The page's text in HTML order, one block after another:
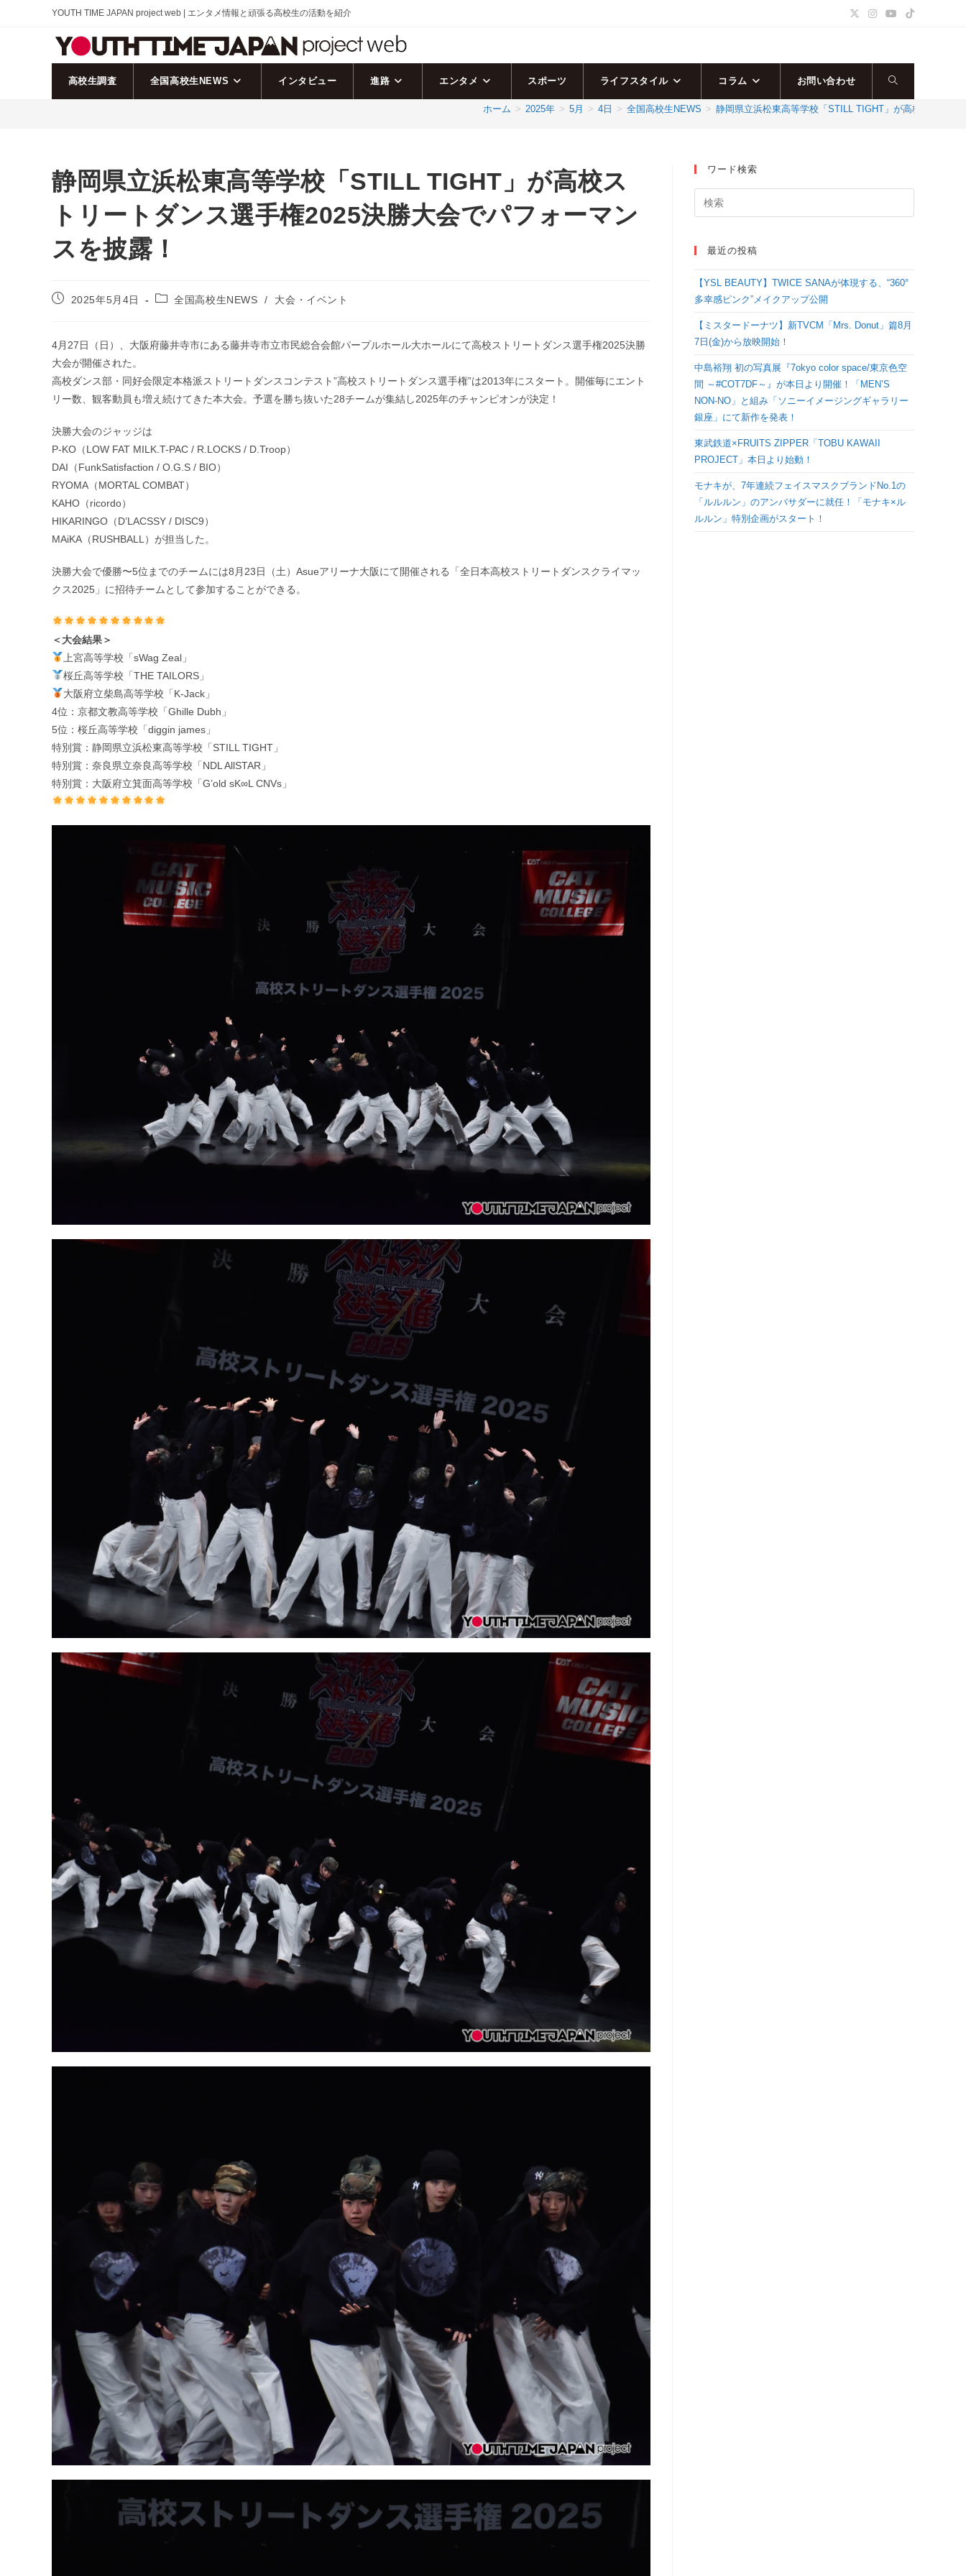
YOUTH TIME JAPAN project web | エンタメ情報と頑張る高校生の活動を紹介
高校生調査 全国高校生NEWS インタビュー 進路 エンタメ スポーツ ライフスタイル コラム お問い合わせ ウ
ェ
サ
検
索
を
ホーム > 2025年 > 5月 > 4日 > 全国高校生NEWS > 静岡県立浜松東高等学校「STILL TIGHT」が高校ストリー
静岡県立浜松東高等学校「STILL TIGHT」が高校ス
トリートダンス選手権2025決勝大会でパフォーマン
スを披露！
投
開
日:
2025年5月4日
投
テ
ゴ
ー:
全国高校生NEWS / 大会・イベント
4月27日（日）、大阪府藤井寺市にある藤井寺市立市民総合会館パープルホール大ホールにて高校ストリートダンス選手権2025決勝
大会が開催された。
高校ダンス部・同好会限定本格派ストリートダンスコンテスト”高校ストリートダンス選手権”は2013年にスタート。開催毎にエント
リー数、観客動員も増え続けてきた本大会。予選を勝ち抜いた28チームが集結し2025年のチャンピオンが決定！
決勝大会のジャッジは
P-KO（LOW FAT MILK.T-PAC / R.LOCKS / D.Troop）
DAI（FunkSatisfaction / O.G.S / BIO）
RYOMA（MORTAL COMBAT）
KAHO（ricordo）
HIKARINGO（D’LACSSY / DISC9）
MAiKA（RUSHBALL）が担当した。
決勝大会で優勝〜5位までのチームには8月23日（土）Asueアリーナ大阪にて開催される「全日本高校ストリートダンスクライマッ
クス2025」に招待チームとして参加することができる。
＜大会結果＞
上宮高等学校「sWag Zeal」
桜丘高等学校「THE TAILORS」
大阪府立柴島高等学校「K-Jack」
4位：京都文教高等学校「Ghille Dubh」
5位：桜丘高等学校「diggin james」
特別賞：静岡県立浜松東高等学校「STILL TIGHT」
特別賞：奈良県立奈良高等学校「NDL AllSTAR」
特別賞：大阪府立箕面高等学校「G’old sK∞L CNVs」
ワード検索
最近の投稿
【YSL BEAUTY】TWICE SANAが体現する、“360°
多幸感ピンク”メイクアップ公開
【ミスタードーナツ】新TVCM「Mrs. Donut」篇8月
7日(金)から放映開始！
中島裕翔 初の写真展『7okyo color space/東京色空
間 ～#COT7DF～』が本日より開催！「MEN’S
NON-NO」と組み「ソニーイメージングギャラリー
銀座」にて新作を発表！
東武鉄道×FRUITS ZIPPER「TOBU KAWAII
PROJECT」本日より始動！
モナキが、7年連続フェイスマスクブランドNo.1の
「ルルルン」のアンバサダーに就任！「モナキ×ル
ルルン」特別企画がスタート！